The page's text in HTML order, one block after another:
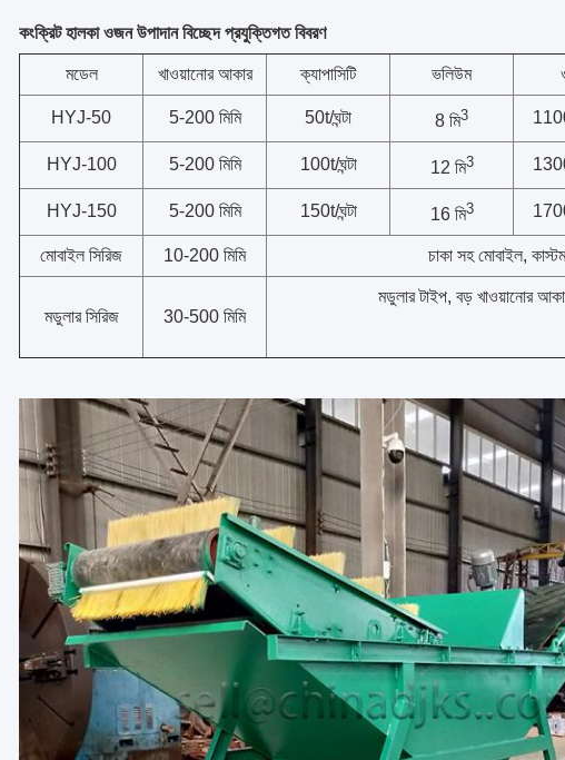
কংক্রিট হালকা ওজন উপাদান বিচ্ছেদ প্রযুক্তিগত বিবরণ
মডেল খাওয়ানোর আকার ক্যাপাসিটি ভলিউম
HYJ-50 5-200 মিমি 50t/ঘন্টা 8 মি3
HYJ-100 5-200 মিমি 100t/ঘন্টা 12 মি3
HYJ-150 5-200 মিমি 150t/ঘন্টা 16 মি3
মোবাইল সিরিজ 10-200 মিমি চাকা সহ মোবাইল,
মডুলার সিরিজ 30-500 মিমি
মডুলার টাইপ, বড় খাওয়ানোর